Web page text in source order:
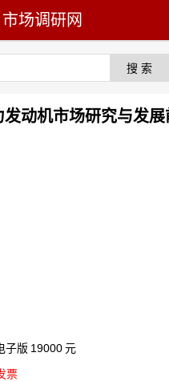
市场调研网
动机市场研究与发展
版 19000 元
票